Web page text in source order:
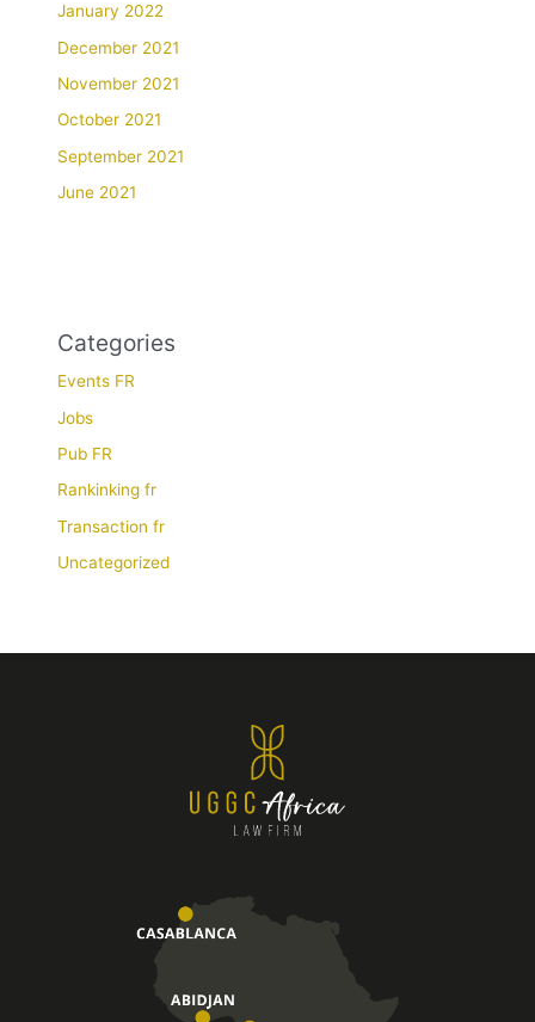
January 2022
December 2021
November 2021
October 2021
September 2021
June 2021
Categories
Events FR
Jobs
Pub FR
Rankinking fr
Transaction fr
Uncategorized